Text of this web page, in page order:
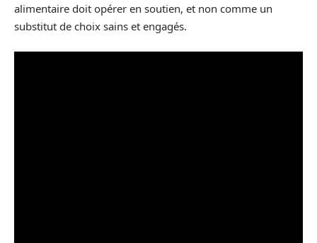
alimentaire doit opérer en soutien, et non comme un
substitut de choix sains et engagés.